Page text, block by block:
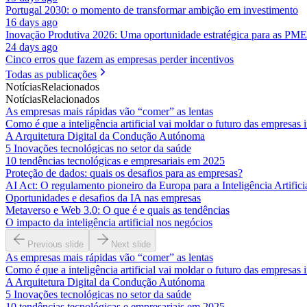
Portugal 2030: o momento de transformar ambição em investimento
16 days ago
Inovação Produtiva 2026: Uma oportunidade estratégica para as PME
24 days ago
Cinco erros que fazem as empresas perder incentivos
Todas as publicações
NotíciasRelacionados
NotíciasRelacionados
As empresas mais rápidas vão “comer” as lentas
Como é que a inteligência artificial vai moldar o futuro das empresas
A Arquitetura Digital da Condução Autónoma
5 Inovações tecnológicas no setor da saúde
10 tendências tecnológicas e empresariais em 2025
Proteção de dados: quais os desafios para as empresas?
AI Act: O regulamento pioneiro da Europa para a Inteligência
Oportunidades e desafios da IA nas empresas
Metaverso e Web 3.0: O que é e quais as tendências
O impacto da inteligência artificial nos negócios
Previous slide Next slide
As empresas mais rápidas vão “comer” as lentas
Como é que a inteligência artificial vai moldar o futuro das empresas
A Arquitetura Digital da Condução Autónoma
5 Inovações tecnológicas no setor da saúde